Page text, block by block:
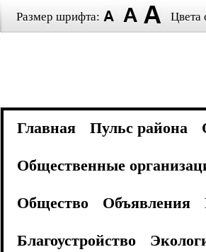
Размер шрифта: Цвета
Главная Пульс района
Общественные
Общество
Объявления
Благоустройство